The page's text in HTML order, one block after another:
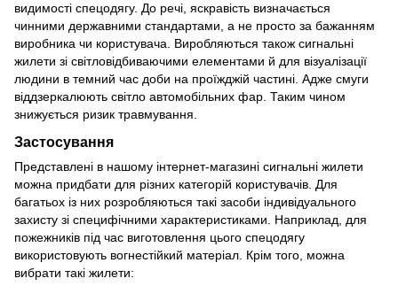
видимості спецодягу. До речі, яскравість визначається
чинними державними стандартами, а не просто за бажанням
виробника чи користувача. Виробляються також сигнальні
жилети зі світловідбиваючими елементами й для візуалізації
людини в темний час доби на проїжджій частині. Адже смуги
віддзеркалюють світло автомобільних фар. Таким чином
знижується ризик травмування.
Застосування
Представлені в нашому інтернет-магазині сигнальні жилети
можна придбати для різних категорій користувачів. Для
багатьох із них розробляються такі засоби індивідуального
захисту зі специфічними характеристиками. Наприклад, для
пожежників під час виготовлення цього спецодягу
використовують вогнестійкий матеріал. Крім того, можна
вибрати такі жилети: